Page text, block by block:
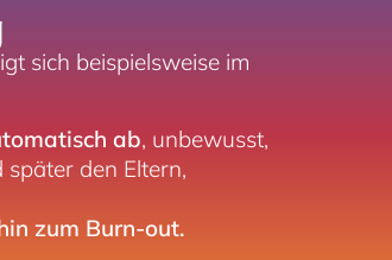
sich beispielsweise im
ab, unbewusst,
den Eltern,
zum Burn-out.